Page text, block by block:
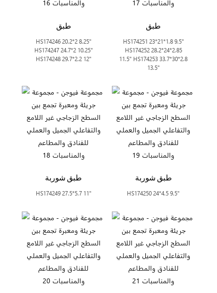
طبق
HS174246 20.2*2 8.25"
HS174247 24.7*2 10.25"
HS174248 29.7*2.2 12"
طبق
HS174251 23*21*1.8 9.5"
HS174252 28.2*24*2.85
11.5" HS174253 33.7*30*2.8
13.5"
طبق شوربة
HS174249 27.5*5.7 11"
طبق شوربة
HS174250 24*4.5 9.5"